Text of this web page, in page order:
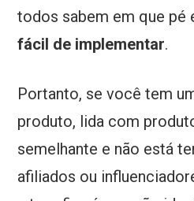
todos sabem em que pé
fácil de implementar.
Portanto, se você tem
produto, lida com
semelhante e não está
afiliados ou